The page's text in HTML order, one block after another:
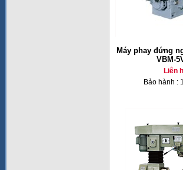
Máy phay đứng
VBM-
Liên
Bảo hành :